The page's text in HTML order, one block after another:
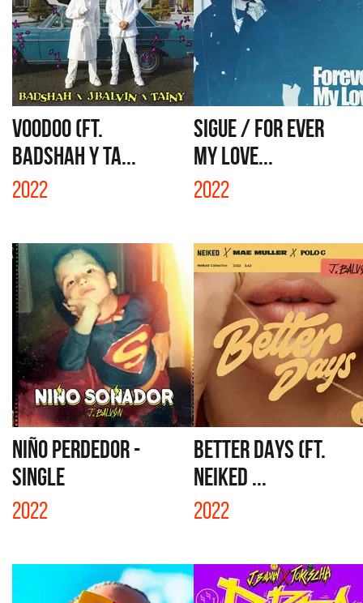
VOODOO (FT.
BADSHAH Y TA...
2022
SIGUE / FOR EVER
MY LOVE...
2022
NIÑO PERDEDOR -
SINGLE
2022
BETTER DAYS (FT.
NEIKED ...
2022